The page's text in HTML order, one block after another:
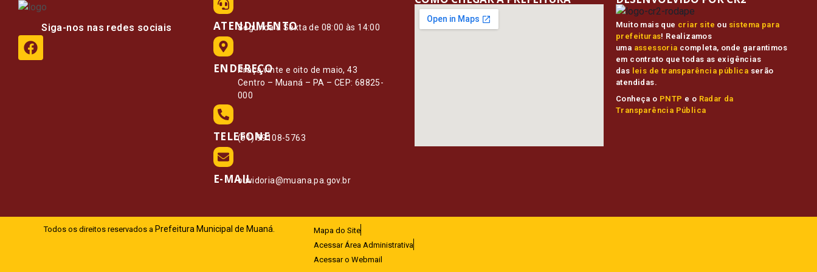
Siga-nos nas redes sociais ATENDIMENTO
Segunda à Sexta de 08:00 às 14:00
ENDEREÇO
Praça vinte e oito de maio, 43
Centro – Muaná – PA – CEP: 68825-
000
TELEFONE
(91) 99108-5763
E-MAILouvidoria@muana.pa.gov.br
Muito mais que criar site ou sistema para
prefeituras! Realizamos
uma assessoria completa, onde garantimos
em contrato que todas as exigências
das leis de transparência pública serão
atendidas.
Conheça o PNTP e o Radar da
Transparência Pública
Todos os direitos reservados a Prefeitura Municipal de Muaná.
Mapa do Site
Acessar Área Administrativa
Acessar o Webmail